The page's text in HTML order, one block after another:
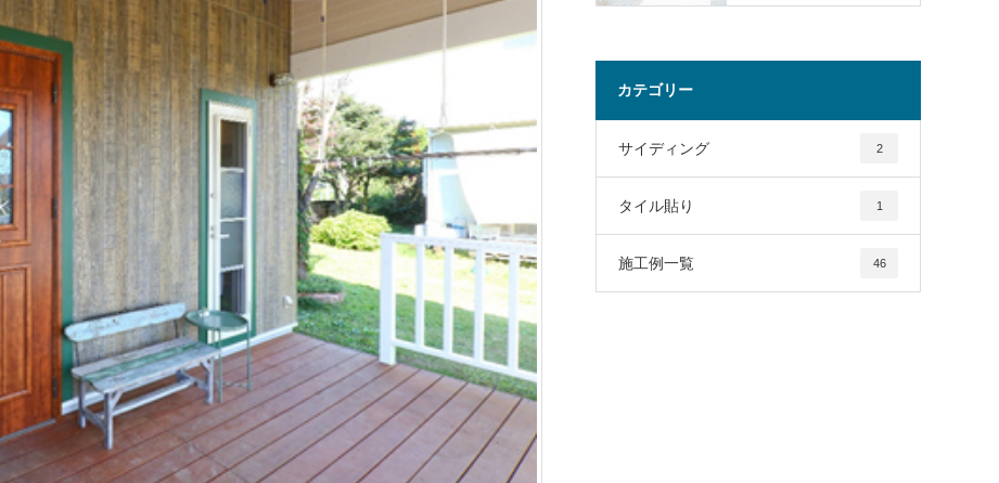
カテゴリー
サイディング 2
タイル貼り 1
施工例一覧 46